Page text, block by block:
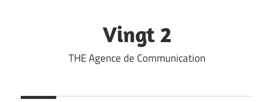
Vingt 2
THE Agence de Communication